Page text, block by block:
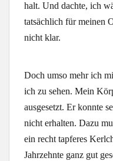
halt. Und dachte, ich
tatsächlich für meinen
nicht klar.
Doch umso mehr ich
ich zu sehen. Mein
ausgesetzt. Er konnte
nicht erhalten. Dazu
ein recht tapferes
Jahrzehnte ganz gut